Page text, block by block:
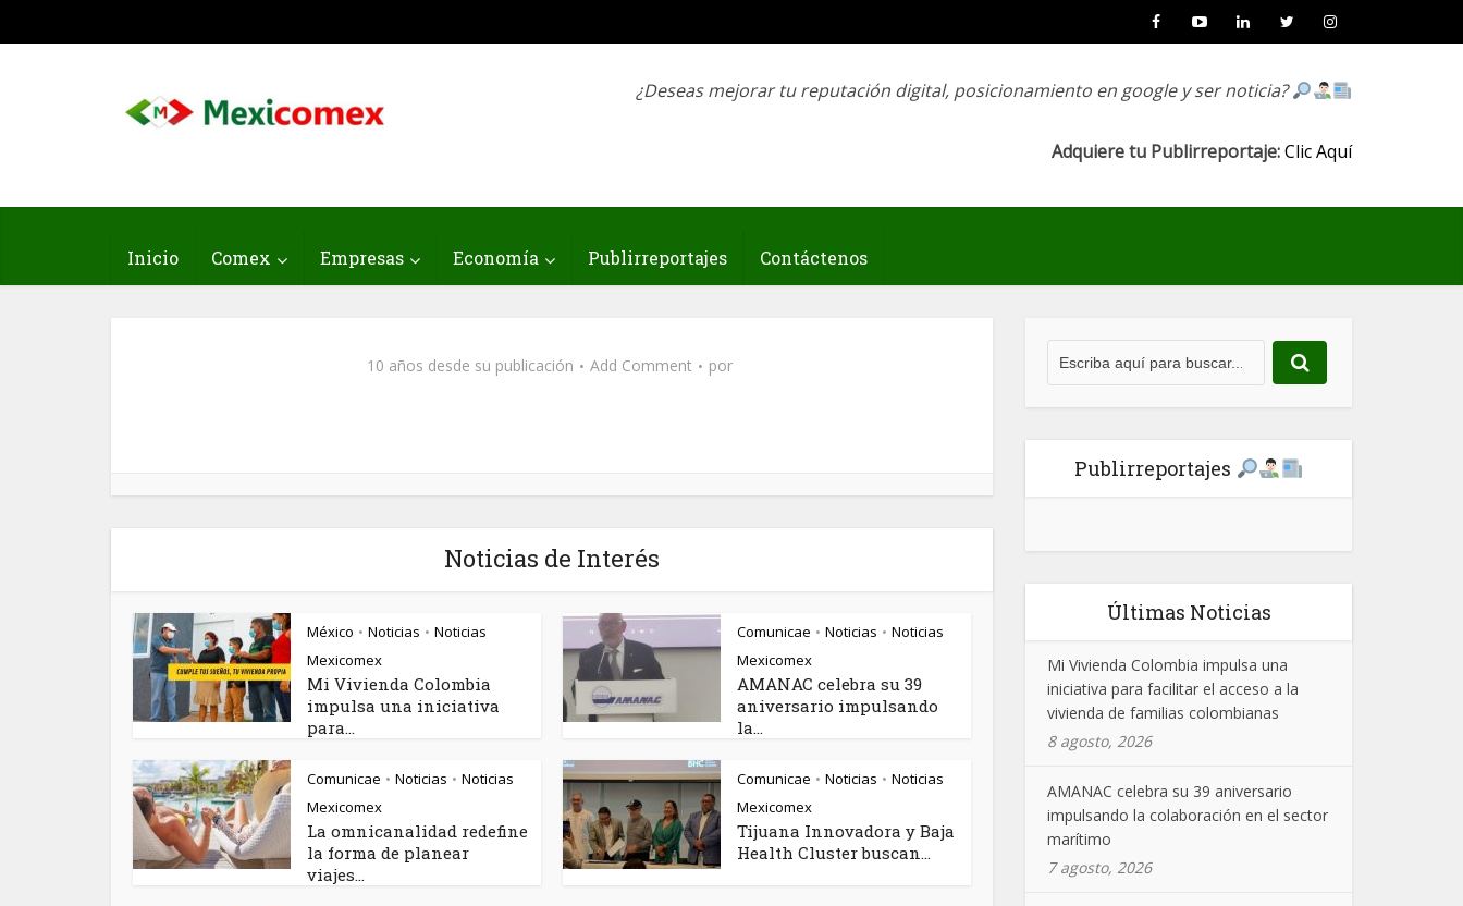
¿Deseas mejorar tu reputación digital, posicionamiento en google y ser noticia?
Adquiere tu Publirreportaje:Clic Aquí
Inicio Comex Empresas Economía Publirreportajes Contáctenos
10 años desde su publicación Add Comment por
Noticias de Interés
México • Noticias • Noticias
Mexicomex
Mi Vivienda Colombia
impulsa una iniciativa
para...
Comunicae • Noticias • Noticias
Mexicomex
AMANAC celebra su 39
aniversario impulsando
la...
Comunicae • Noticias • Noticias
Mexicomex
La omnicanalidad redefine
la forma de planear
viajes...
Comunicae • Noticias • Noticias
Mexicomex
Tijuana Innovadora y Baja
Health Cluster buscan...
Publirreportajes
Últimas Noticias
Mi Vivienda Colombia impulsa una
iniciativa para facilitar el acceso a la
vivienda de familias colombianas
8 agosto, 2026
AMANAC celebra su 39 aniversario
impulsando la colaboración en el sector
marítimo
7 agosto, 2026